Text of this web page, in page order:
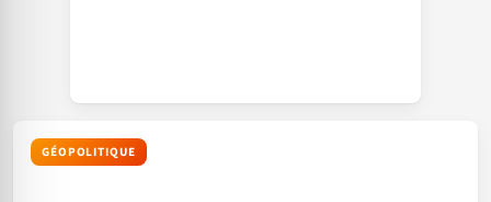
GÉOPOLITIQUE